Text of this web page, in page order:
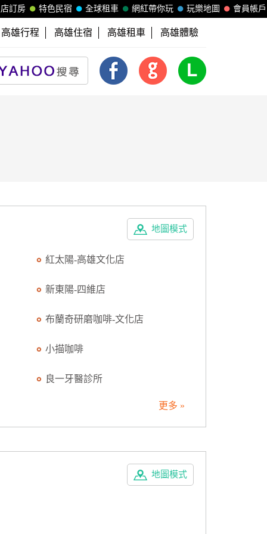
會員帳戶
玩樂地圖
網紅帶你玩
全球租車
特色民宿
訂房
高雄行程 高雄住宿 高雄租車 高雄體驗
地圖模式
紅太陽-高雄文化店
新東陽-四維店
布蘭奇研磨咖啡-文化店
小描咖啡
良一牙醫診所
更多 »
地圖模式